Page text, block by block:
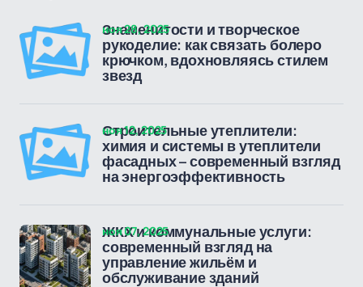
Знаменитости и творческое
рукоделие: как связать болеро
крючком, вдохновляясь стилем
звезд
ноя 28, 2025
Строительные утеплители:
химия и системы в утеплители
фасадных – современный взгляд
на энергоэффективность
ноя 12, 2025
ЖКХ и коммунальные услуги:
современный взгляд на
управление жильём и
обслуживание зданий
ноя 07, 2025